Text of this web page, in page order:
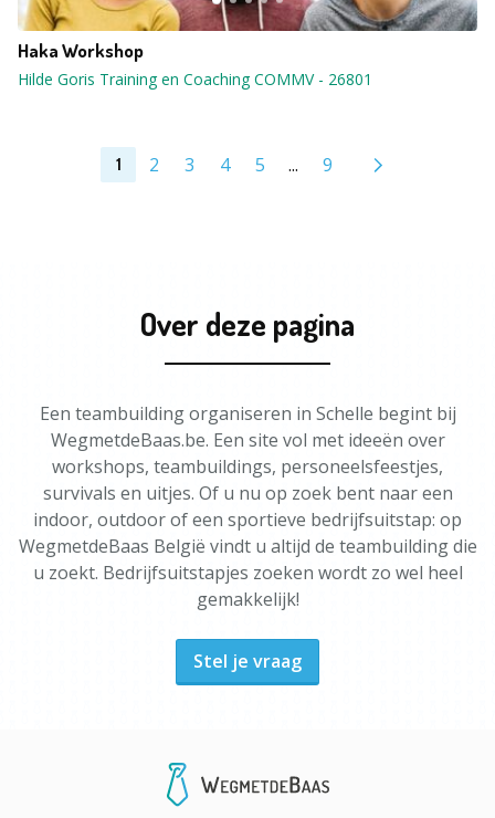
Haka Workshop
Hilde Goris Training en Coaching COMMV- 26801
1 2 3 4 5 ... 9
Over deze pagina
Een teambuilding organiseren in Schelle begint bij
WegmetdeBaas.be. Een site vol met ideeën over
workshops, teambuildings, personeelsfeestjes,
survivals en uitjes. Of u nu op zoek bent naar een
indoor, outdoor of een sportieve bedrijfsuitstap: op
WegmetdeBaas België vindt u altijd de teambuilding die
u zoekt. Bedrijfsuitstapjes zoeken wordt zo wel heel
gemakkelijk!
Stel je vraag